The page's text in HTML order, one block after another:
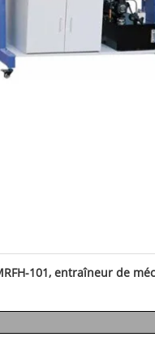
101, entraîneur de